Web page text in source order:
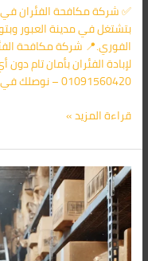
✅ شركة مكافحة الفئران في
بتشتغل في مدينة العبور
الفوري.📍 شركة مكافحة
لإبادة الفئران بأمان تام
01091560420 – نوصلك في أسرع وقت، لأننا الأقرب إليك. 🔹
قراءة المزيد »
شركة
مكافحة
الفئران
فى
الشروق